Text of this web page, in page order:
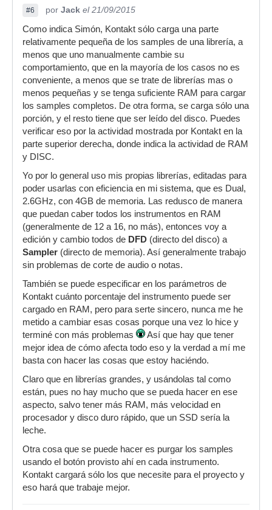
#6 por Jack el 21/09/2015
Como indica Simón, Kontakt sólo carga una parte
relativamente pequeña de los samples de una librería, a
menos que uno manualmente cambie su
comportamiento, que en la mayoría de los casos no es
conveniente, a menos que se trate de librerías mas o
menos pequeñas y se tenga suficiente RAM para cargar
los samples completos. De otra forma, se carga sólo una
porción, y el resto tiene que ser leído del disco. Puedes
verificar eso por la actividad mostrada por Kontakt en la
parte superior derecha, donde indica la actividad de RAM
y DISC.
Yo por lo general uso mis propias librerías, editadas para
poder usarlas con eficiencia en mi sistema, que es Dual,
2.6GHz, con 4GB de memoria. Las redusco de manera
que puedan caber todos los instrumentos en RAM
(generalmente de 12 a 16, no más), entonces voy a
edición y cambio todos de DFD (directo del disco) a
Sampler (directo de memoria). Así generalmente trabajo
sin problemas de corte de audio o notas.
También se puede especificar en los parámetros de
Kontakt cuánto porcentaje del instrumento puede ser
cargado en RAM, pero para serte sincero, nunca me he
metido a cambiar esas cosas porque una vez lo hice y
terminé con más problemas
Así que hay que tener
mejor idea de cómo afecta todo eso y la verdad a mí me
basta con hacer las cosas que estoy haciéndo.
Claro que en librerías grandes, y usándolas tal como
están, pues no hay mucho que se pueda hacer en ese
aspecto, salvo tener más RAM, más velocidad en
procesador y disco duro rápido, que un SSD sería la
leche.
Otra cosa que se puede hacer es purgar los samples
usando el botón provisto ahí en cada instrumento.
Kontakt cargará sólo los que necesite para el proyecto y
eso hará que trabaje mejor.